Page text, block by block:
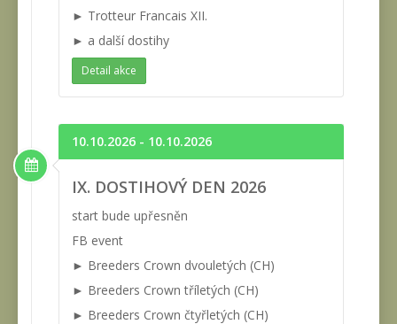
► Trotteur Francais XII.
► a další dostihy
Detail akce
10.10.2026 - 10.10.2026
IX. DOSTIHOVÝ DEN 2026
start bude upřesněn
FB event
► Breeders Crown dvouletých (CH)
► Breeders Crown tříletých (CH)
► Breeders Crown čtyřletých (CH)